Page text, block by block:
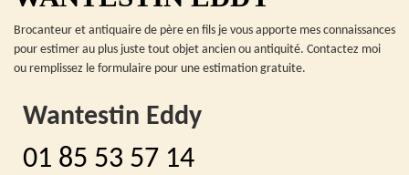
Brocanteur et antiquaire de père en fils je vous apporte mes connaissances
pour estimer au plus juste tout objet ancien ou antiquité. Contactez moi
ou remplissez le formulaire pour une estimation gratuite.
Wantestin Eddy
01 85 53 57 14